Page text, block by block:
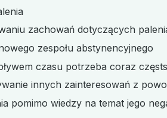
zachowań dotyczących
zespołu abstynencyjnego
czasu potrzeba coraz
innych zainteresowań z
pomimo wiedzy na temat jego